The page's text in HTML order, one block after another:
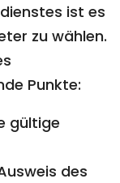
ist es
zu wählen.
Punkte:
gültige
des